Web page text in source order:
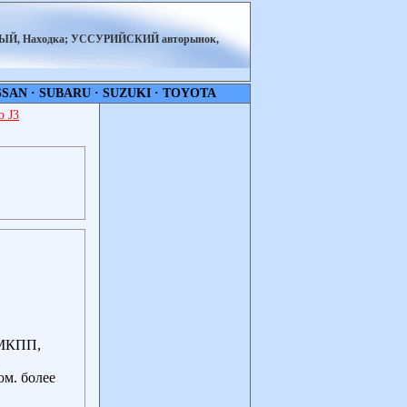
Находка; УССУРИЙСКИЙ авторынок,
· SUBARU· SUZUKI· TOYOTA
J3
МКПП,
более